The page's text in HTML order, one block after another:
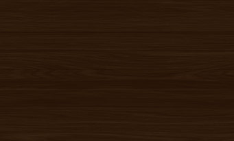
堀江・四ツ
堂ジョルノ